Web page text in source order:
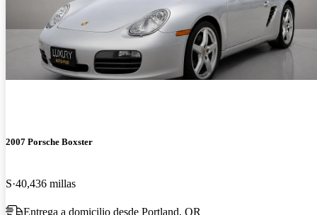
2007 Porsche Boxster
S 40,436 millas
Entrega a domicilio desde Portland, OR